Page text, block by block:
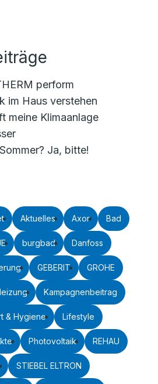
perform
im Haus verstehen
meine Klimaanlage
Ja, bitte!
Aktuelles Axor Bad
burgbad Danfoss
GEBERIT GROHE
Kampagnenbeitrag
& Hygiene Lifestyle
Photovoltaik REHAU
STIEBEL ELTRON